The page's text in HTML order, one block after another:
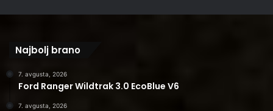
Najbolj brano
7. avgusta, 2026
Ford Ranger Wildtrak 3.0 EcoBlue V6
7. avgusta, 2026